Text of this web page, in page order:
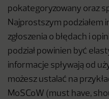
pokategoryzowany oraz
Najprostszym podziałem
zgłoszenia o błędach i
podział powinien być
informacje spływają od
możesz ustalać na
MoSCoW (must have,